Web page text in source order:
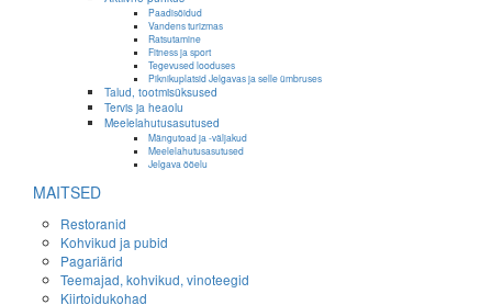
Paadisõidud
Vandens turizmas
Ratsutamine
Fitness ja sport
Tegevused looduses
Piknikuplatsid Jelgavas ja selle ümbruses
Talud, tootmisüksused
Tervis ja heaolu
Meelelahutusasutused
Mängutoad ja -väljakud
Meelelahutusasutused
Jelgava ööelu
MAITSED
Restoranid
Kohvikud ja pubid
Pagariärid
Teemajad, kohvikud, vinoteegid
Kiirtoidukohad